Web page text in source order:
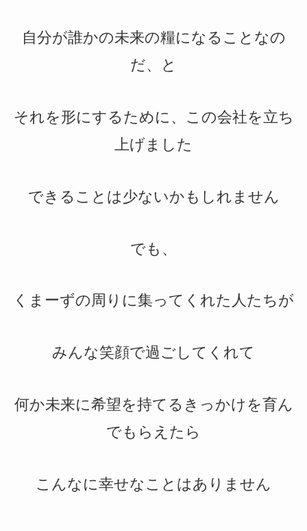
自分が誰かの未来の糧になることなの
だ、と
それを形にするために、この会社を立ち
上げました
できることは少ないかもしれません
でも、
くまーずの周りに集ってくれた人たちが
みんな笑顔で過ごしてくれて
何か未来に希望を持てるきっかけを育ん
でもらえたら
こんなに幸せなことはありません